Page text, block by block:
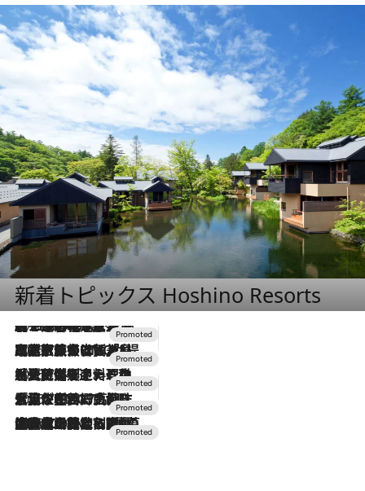
新着トピックス Hoshino Resorts
2026.8.7
【トンボの足水浴】ヒノキの香りに包まれて涼感マックス！約13℃の湧水かけ流しを避暑地「星野温泉 トンボの湯」で体験
2026.7.31
【ホテル帰省】という選択肢をOMOが提案。家族とほどよい距離を保つには「昼は実家、夜は気兼ねなくホテルで！」
2026.7.24
【夏限定ディナーコース】旬を迎える稚鮎や花ズッキーニなどをイタリア・トスカーナの郷土料理の手法で満喫！
2026.7.17
「土佐和ハーブかき氷」がOMO7高知に登場！生姜、山椒、大葉など目にも舌にも涼を呼ぶ郷土の味
2026.7.10
NEW OPEN！【界 草津】名湯の地に誕生。趣の異なる2種の温泉と上州ならではの会席・蕎麦割烹など美食を味わう究極の癒やし旅